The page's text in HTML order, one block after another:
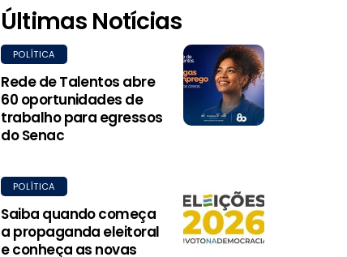
Últimas Notícias
POLÍTICA
Rede de Talentos abre
60 oportunidades de
trabalho para egressos
do Senac
POLÍTICA
Saiba quando começa
a propaganda eleitoral
e conheça as novas